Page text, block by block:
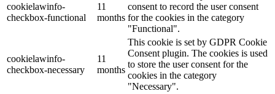
cookielawinfo-
checkbox-functional
11
months
consent to record the user consent
for the cookies in the category
"Functional".
cookielawinfo-
checkbox-necessary
11
months
This cookie is set by GDPR Cookie
Consent plugin. The cookies is used
to store the user consent for the
cookies in the category
"Necessary".